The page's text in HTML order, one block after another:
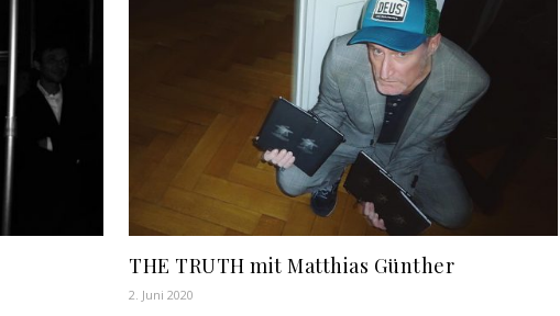
THE TRUTH mit Matthias Günther
2. Juni 2020